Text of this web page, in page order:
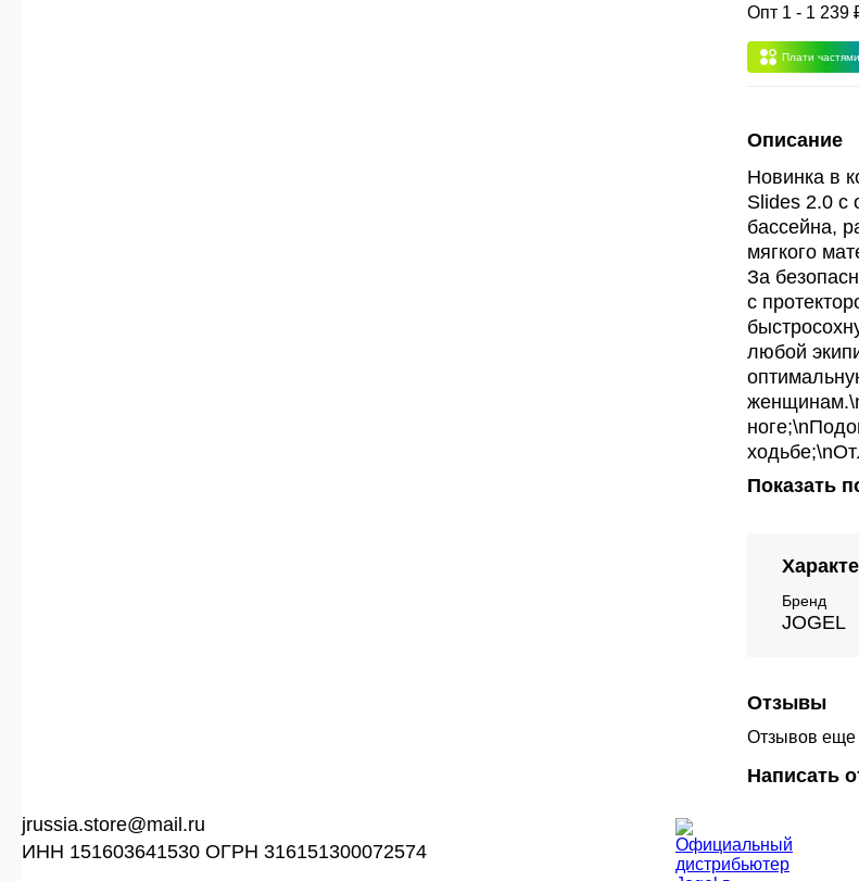
- сумма всех заказов за 6 месяцев
Опт 1 - 1 239
Плати частями
Описание
Новинка в
Slides 2.0 с
бассейна,
мягкого
За
с
любой
Показать
Бренд
JOGEL
Отзывы
Отзывов еще
Написать
jrussia.store@mail.ru
ИНН 151603641530 ОГРН 316151300072574